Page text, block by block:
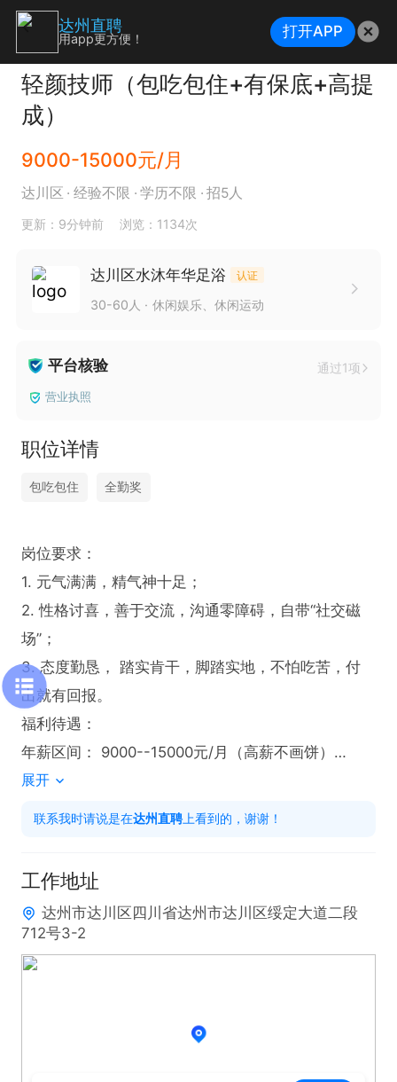
轻颜技师（包吃包住+有保底+高提
成）
9000-15000元/月
达川区 经验不限 学历不限 招5人
更新：9分钟前 浏览：1134次
达川区水沐年华足浴 认证
30-60人 休闲娱乐、休闲运动
平台核验 通过1项
营业执照
职位详情
包吃包住 全勤奖
岗位要求：
1. 元气满满，精气神十足；
2. 性格讨喜，善于交流，沟通零障碍，自带“社交磁
场”；
3. 态度勤恳， 踏实肯干，脚踏实地，不怕吃苦，付
出就有回报。
福利待遇：
年薪区间： 9000--15000元/月（高薪不画饼）
硬核福利： 包吃包住，一日三餐营养搭配，宿舍拎包
入住，生活成本全免
行业行家
展开
联系我时请说是在达州直聘 上看到的，谢谢！
工作地址
达州市达川区四川省达州市达川区绥定大道二段
712号3-2
达州直聘
用app更方便！ 打开APP